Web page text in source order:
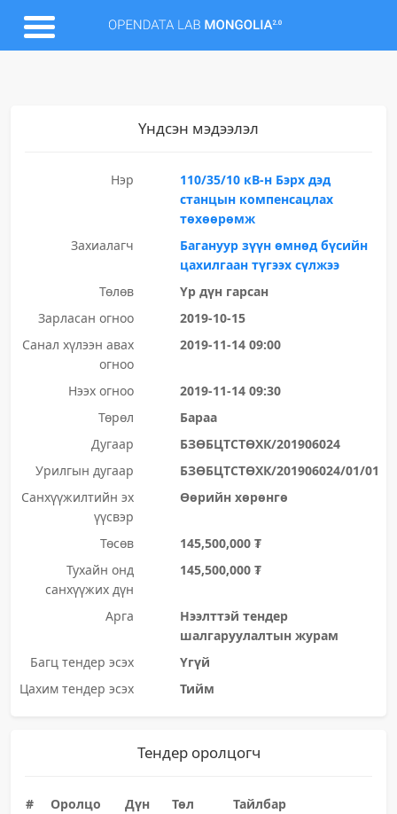
Үндсэн мэдээлэл
Нэр
110/35/10 кВ-н Бэрх дэд
станцын компенсацлах
төхөөрөмж
Захиалагч
Багануур зүүн өмнөд бүсийн
цахилгаан түгээх сүлжээ
Төлөв
Үр дүн гарсан
Зарласан огноо
2019-10-15
Санал хүлээн авах
огноо
2019-11-14 09:00
Нээх огноо
2019-11-14 09:30
Төрөл
Бараа
Дугаар
БЗӨБЦТСТӨХК/201906024
Урилгын дугаар
БЗӨБЦТСТӨХК/201906024/01/01
Санхүүжилтийн эх
үүсвэр
Өөрийн хөрөнгө
Төсөв
145,500,000 ₮
Тухайн онд
санхүүжих дүн
145,500,000 ₮
Арга
Нээлттэй тендер
шалгаруулалтын журам
Багц тендер эсэх
Үгүй
Цахим тендер эсэх
Тийм
Тендер оролцогч
#
Оролцо
Дүн
Төл
Тайлбар